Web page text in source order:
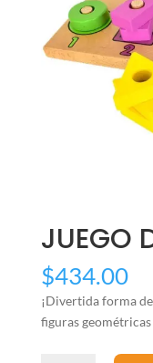
JUEGO
$434.00
¡Divertida forma
figuras